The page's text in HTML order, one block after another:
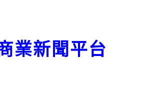
業新聞平台